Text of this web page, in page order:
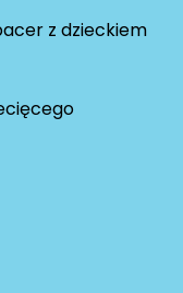
z dzieckiem